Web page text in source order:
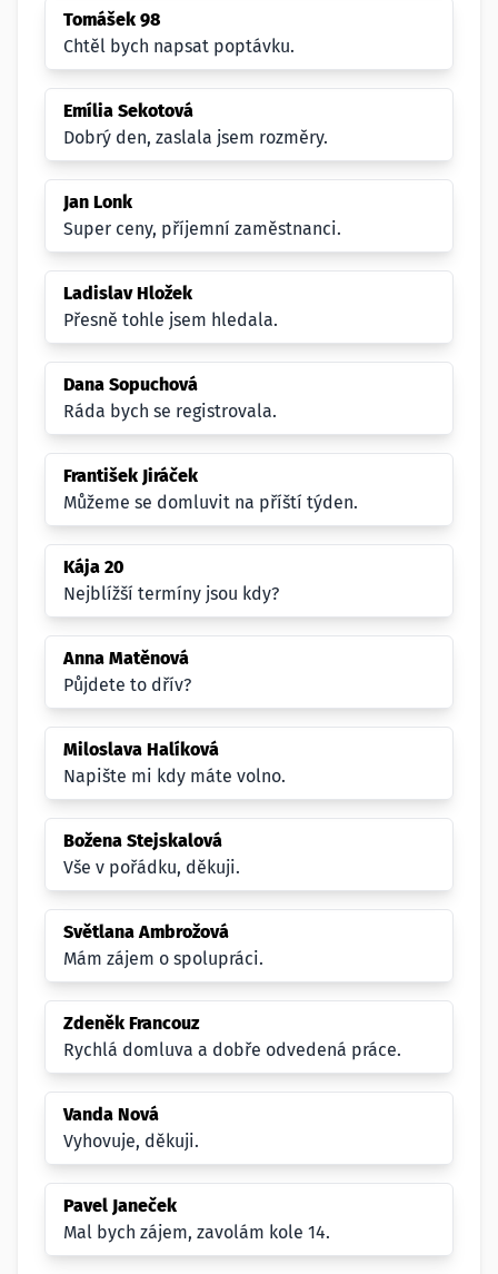
Tomášek 98
Chtěl bych napsat poptávku.
Emília Sekotová
Dobrý den, zaslala jsem rozměry.
Jan Lonk
Super ceny, příjemní zaměstnanci.
Ladislav Hložek
Přesně tohle jsem hledala.
Dana Sopuchová
Ráda bych se registrovala.
František Jiráček
Můžeme se domluvit na příští týden.
Kája 20
Nejblížší termíny jsou kdy?
Anna Matěnová
Půjdete to dřív?
Miloslava Halíková
Napište mi kdy máte volno.
Božena Stejskalová
Vše v pořádku, děkuji.
Světlana Ambrožová
Mám zájem o spolupráci.
Zdeněk Francouz
Rychlá domluva a dobře odvedená práce.
Vanda Nová
Vyhovuje, děkuji.
Pavel Janeček
Mal bych zájem, zavolám kole 14.